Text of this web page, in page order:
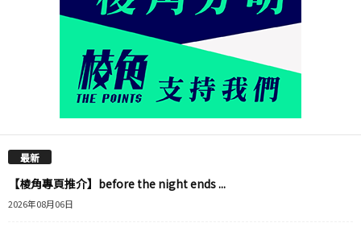
最新
【棱角專頁推介】before the night ends ...
2026年08月06日